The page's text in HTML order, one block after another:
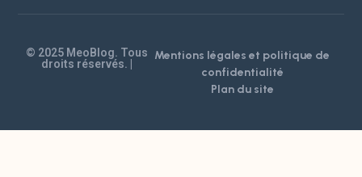
© 2025 MeoBlog. Tous
droits réservés. |
Mentions légales et politique de
confidentialité
Plan du site